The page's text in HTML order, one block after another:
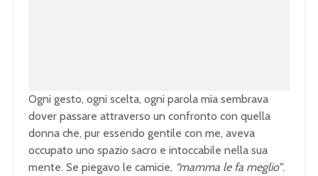
Ogni gesto, ogni scelta, ogni parola mia sembrava
dover passare attraverso un confronto con quella
donna che, pur essendo gentile con me, aveva
occupato uno spazio sacro e intoccabile nella sua
mente. Se piegavo le camicie, “mamma le fa meglio”.